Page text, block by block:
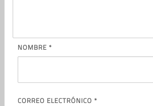
NOMBRE *
CORREO ELECTRÓNICO *